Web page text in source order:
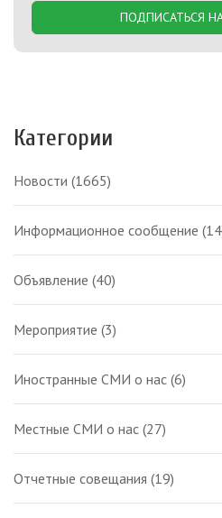
ПОДПИСАТЬСЯ
Категории
Новости (1665)
Информационное сообщение
Объявление (40)
Мероприятие (3)
Иностранные СМИ о нас (6)
Местные СМИ о нас (27)
Отчетные совещания (19)